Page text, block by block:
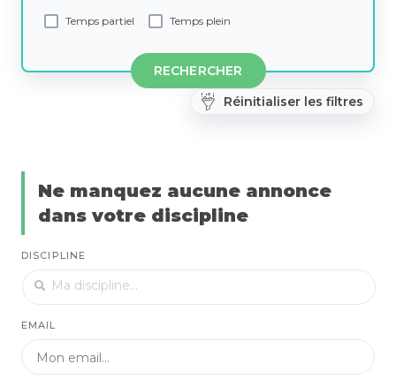
Réinitialiser les filtres
Temps partiel Temps plein
RECHERCHER
Ne manquez aucune annonce
dans votre discipline
DISCIPLINE
EMAIL